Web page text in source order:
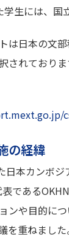
生には、国
は日本の文
されており
の経緯
日本カンボ
である
ンや目的に
を重ねました